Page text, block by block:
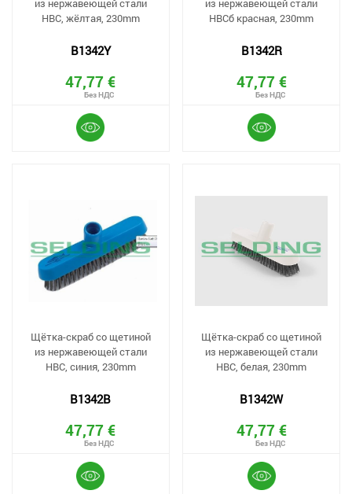
из нержавеющей стали
HBC, жёлтая, 230mm
B1342Y
47,77 €
из нержавеющей стали
HBCб красная, 230mm
B1342R
47,77 €
Щётка-скраб со щетиной
из нержавеющей стали
HBC, синия, 230mm
B1342B
47,77 €
Щётка-скраб со щетиной
из нержавеющей стали
HBC, белая, 230mm
B1342W
47,77 €